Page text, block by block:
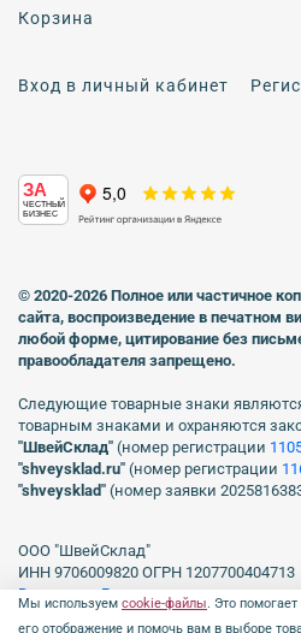
Корзина
Вход в личный кабинет
ЗА
ЧЕСТНЫЙ
БИЗНЕС
© 2020-2026 Полное или частичное
сайта, воспроизведение в печатном
любой форме, цитирование без
правообладателя запрещено.
Следующие товарные знаки
товарным знаками и охраняются
"ШвейСклад" (номер регистрации
"shveуsklad.ru" (номер регистрации
"shveysklad" (номер заявки
ООО "ШвейСклад"
ИНН 9706009820 ОГРН 1207700404713
Включен в Реестр операторов,
персональных данных
Мы используем cookie-файлы. Это помогает
его отображение и помочь вам в выборе